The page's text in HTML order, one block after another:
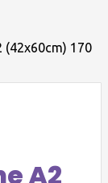
(42x60cm) 170
A2